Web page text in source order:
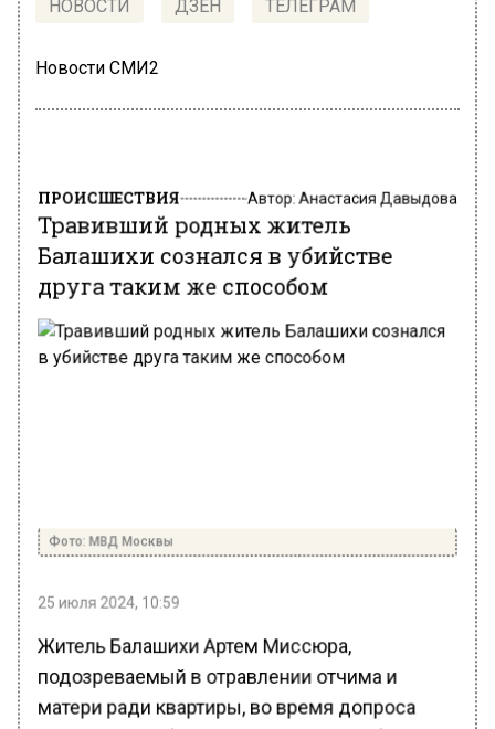
НОВОСТИ ДЗЕН ТЕЛЕГРАМ
Новости СМИ2
Травивший родных житель
Балашихи сознался в убийстве
друга таким же способом
25 июля 2024, 10:59
Житель Балашихи Артем Миссюра,
подозреваемый в отравлении отчима и
матери ради квартиры, во время допроса